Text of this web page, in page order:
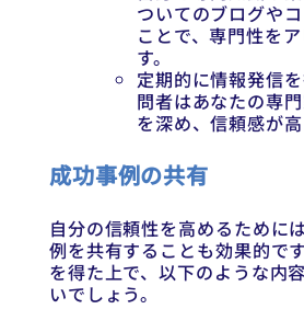
ついてのブログや
ことで、専門性を
す。
定期的に情報発信
問者はあなたの専
を深め、信頼感が高
成功事例の共有
自分の信頼性を高めるために
例を共有することも効果的で
を得た上で、以下のような内
いでしょう。